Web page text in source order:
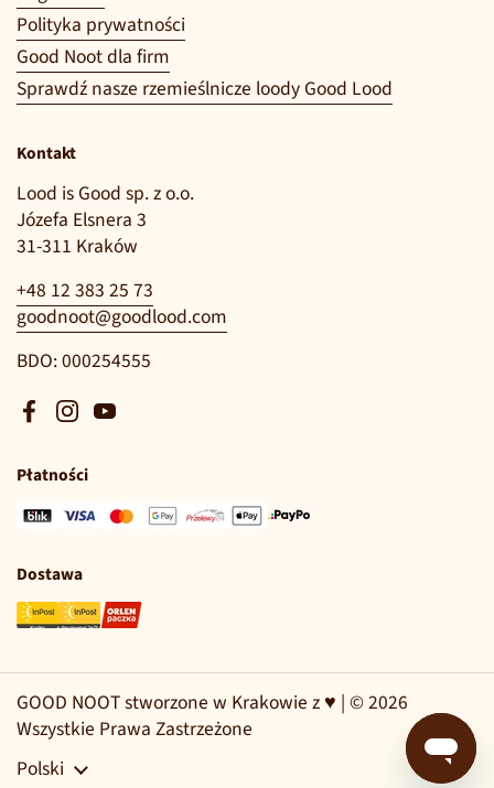
Polityka prywatności
Good Noot dla firm
Sprawdź nasze rzemieślnicze loody Good Lood
Kontakt
Lood is Good sp. z o.o.
Józefa Elsnera 3
31-311 Kraków
+48 12 383 25 73
goodnoot@goodlood.com
BDO: 000254555
Facebook
Instagram
YouTube
Płatności
Dostawa
GOOD NOOT stworzone w Krakowie z ♥ | © 2026
Wszystkie Prawa Zastrzeżone
Język
Polski